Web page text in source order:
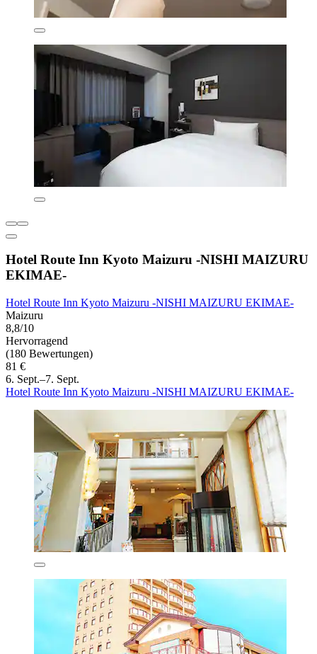
Hotel Route Inn Kyoto Maizuru -NISHI MAIZURU
EKIMAE-
Hotel Route Inn Kyoto Maizuru -NISHI MAIZURU EKIMAE-
Maizuru
8,8/10
Hervorragend
(180 Bewertungen)
81 €
6. Sept.–7. Sept.
Hotel Route Inn Kyoto Maizuru -NISHI MAIZURU EKIMAE-